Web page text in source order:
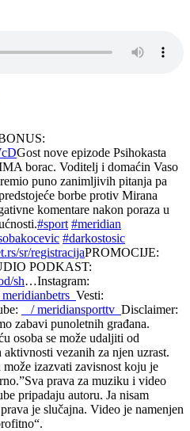
Gost nove epizode Psihokasta
borac. Voditelj i domaćin Vaso
puno zanimljivih pitanja pa
borbe protiv Mirana
komentare nakon poraza u
#sport #meridian
#darkostosic
sr/registracijaPROMOCIJE:
PODKAST:
sh…Instagram:
meridianbetrs Vesti:
/ meridiansporttv Disclaimer:
zabavi punoletnih građana.
osoba se može udaljiti od
vezanih za njen uzrast.
izazvati zavisnost koju je
prava za muziku i video
pripadaju autoru. Ja nisam
je slučajna. Video je namenjen